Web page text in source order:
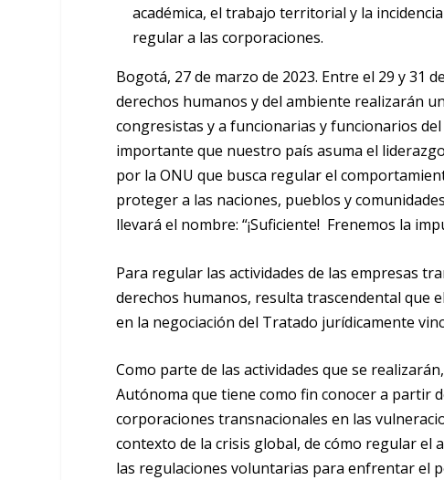
académica, el trabajo territorial y la
regular a las corporaciones.
Bogotá, 27 de marzo de 2023. Entre el 29 y 31
derechos humanos y del ambiente realizarán
congresistas y a funcionarias y funcionarios
importante que nuestro país asuma el
por la ONU que busca regular el
proteger a las naciones, pueblos y
llevará el nombre: “¡Suficiente! Frenemos la
Para regular las actividades de las empresas
derechos humanos, resulta trascendental que
en la negociación del Tratado jurídicamente
Como parte de las actividades que se
Autónomaque tiene como fin conocer a partir
corporaciones transnacionales en las
contexto de la crisis global, de cómo regular el
las regulaciones voluntarias para enfrentar el